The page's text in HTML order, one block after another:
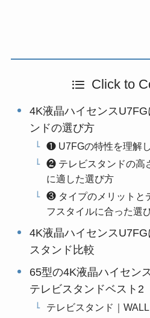
Click to
4K液晶ハイセンス
ンドの選び方
❶ U7FGの特性を理解
❷ テレビスタンドの高
に適した選び方
❸ タイプのメリットと
フスタイルに合った選
4K液晶ハイセンス
スタンド比較
65型の4K液晶ハイセン
テレビスタンドベスト2
テレビスタンド｜